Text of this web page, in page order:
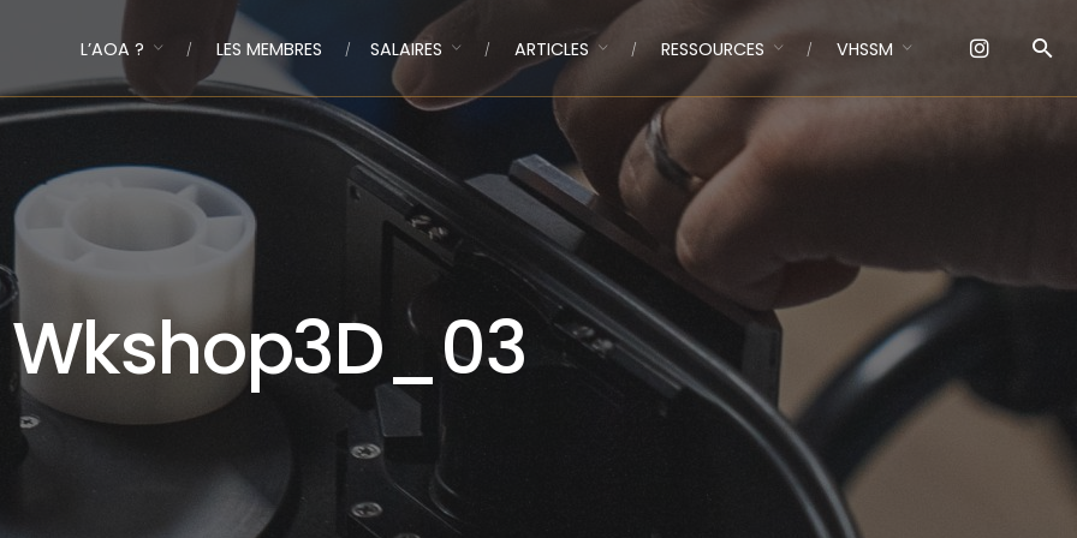
L’AOA ? LES MEMBRES SALAIRES ARTICLES RESSOURCES VHSSM
Wkshop3D_03